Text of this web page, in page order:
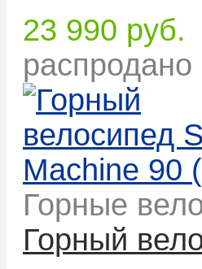
23 990 руб.
распродано
Горные
Горный